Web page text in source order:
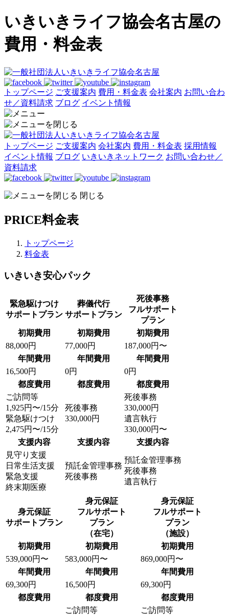
いきいきライフ協会名古屋の
費用・料金表
トップページ ご支援案内 費用・料金表 会社案内 お問い合わ
せ／資料請求 ブログ イベント情報
トップページ ご支援案内 会社案内 費用・料金表 採用情報
イベント情報 ブログ いきいきネットワーク お問い合わせ／
資料請求
閉じる
PRICE料金表
トップページ
料金表
いきいき安心パック
緊急駆けつけ
サポートプラン
葬儀代行
サポートプラン
死後事務
フルサポート
プラン
初期費用
初期費用
初期費用
88,000円 77,000円 187,000円〜
年間費用
年間費用
年間費用
16,500円 0円 0円
都度費用
都度費用
都度費用
ご訪問等
1,925円〜/15分
緊急駆けつけ
2,475円〜/15分
死後事務
330,000円
死後事務
330,000円
遺言執行
330,000円〜
支援内容
支援内容
支援内容
見守り支援
日常生活支援
緊急支援
終末期医療
預託金管理事務
死後事務
預託金管理事務
死後事務
遺言執行
身元保証
サポートプラン
身元保証
フルサポート
プラン
（在宅）
身元保証
フルサポート
プラン
（施設）
初期費用
初期費用
初期費用
539,000円〜 583,000円〜 869,000円〜
年間費用
年間費用
年間費用
69,300円 16,500円 69,300円
都度費用
都度費用 都度費用
ご訪問等
ご訪問等